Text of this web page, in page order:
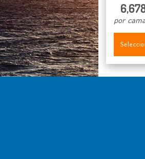
por